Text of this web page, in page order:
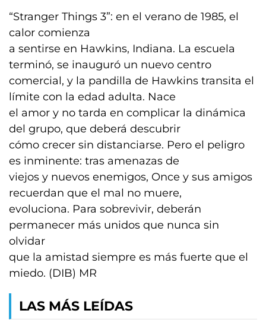
“Stranger Things 3”: en el verano de 1985, el
calor comienza
a sentirse en Hawkins, Indiana. La escuela
terminó, se inauguró un nuevo centro
comercial, y la pandilla de Hawkins transita el
límite con la edad adulta. Nace
el amor y no tarda en complicar la dinámica
del grupo, que deberá descubrir
cómo crecer sin distanciarse. Pero el peligro
es inminente: tras amenazas de
viejos y nuevos enemigos, Once y sus amigos
recuerdan que el mal no muere,
evoluciona. Para sobrevivir, deberán
permanecer más unidos que nunca sin
olvidar
que la amistad siempre es más fuerte que el
miedo. (DIB) MR
LAS MÁS LEÍDAS